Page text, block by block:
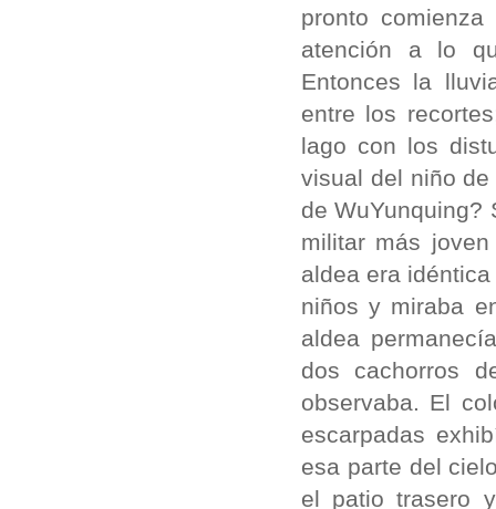
pronto
atención a lo
Entonces la
entre los
lago con los
visual del niño
de WuYunquing?
militar más
aldea era
niños y miraba
aldea
dos cachorros
observaba. El
escarpadas
esa parte del
el patio trasero